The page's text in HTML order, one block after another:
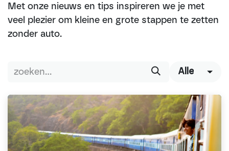
Met onze nieuws en tips inspireren we je met
veel plezier om kleine en grote stappen te zetten
zonder auto.
Alle